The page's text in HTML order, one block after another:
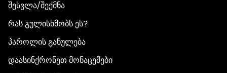
შესვლა/შექმნა
რას გულისხმობს ეს?
პაროლის განულება
დაასინქრონეთ მონაცემები